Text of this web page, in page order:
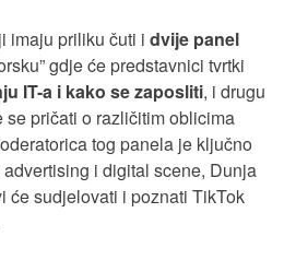
imaju priliku čuti i dvije panel
gdje će predstavnici tvrtki
IT-a i kako se zaposliti, i drugu
se pričati o različitim oblicima
tog panela je ključno
i digital scene, Dunja
će sudjelovati i poznati TikTok